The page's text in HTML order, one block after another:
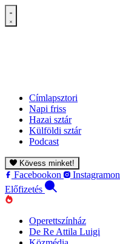
Címlapsztori
Napi friss
Hazai sztár
Külföldi sztár
Podcast
Kövess minket!
Facebookon Instagramon
Előfizetés
Operettszínház
De Re Attila Luigi